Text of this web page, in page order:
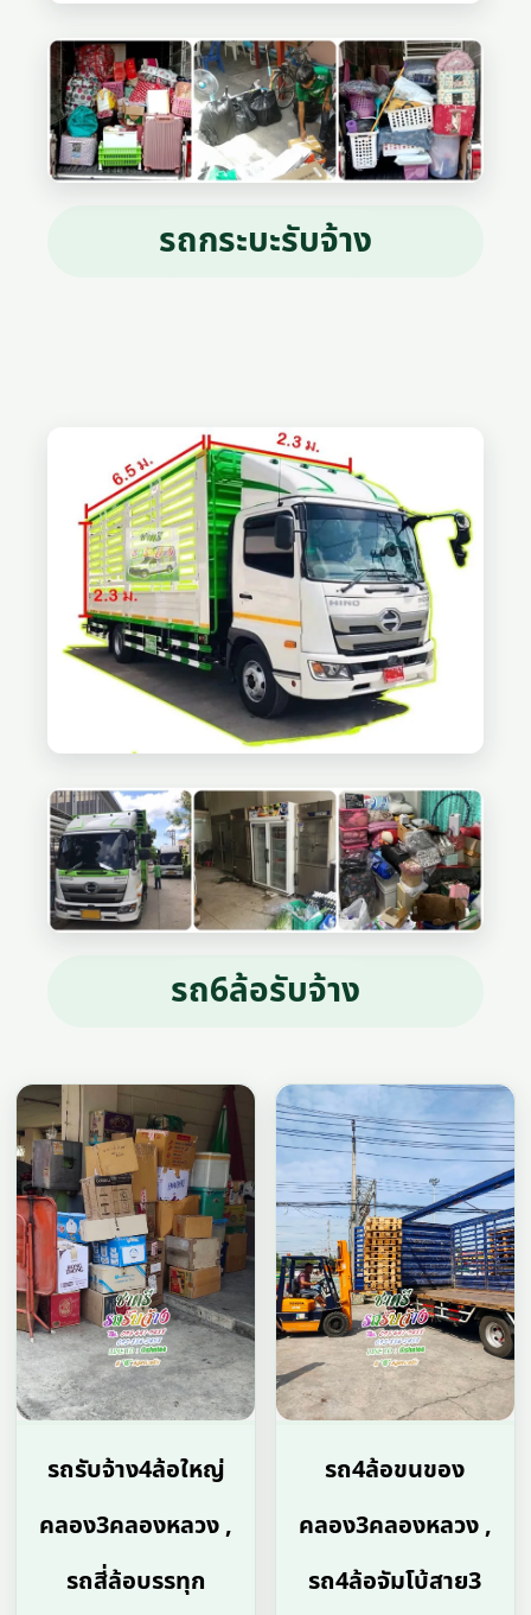
รถกระบะรับจ้าง
รถ6ล้อรับจ้าง
รถรับจ้าง4ล้อใหญ่
คลอง3คลองหลวง ,
รถสี่ล้อบรรทุก
รถ4ล้อขนของ
คลอง3คลองหลวง ,
รถ4ล้อจัมโบ้สาย3